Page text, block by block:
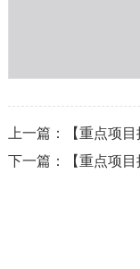
上一篇：【重点项
下一篇：【重点项